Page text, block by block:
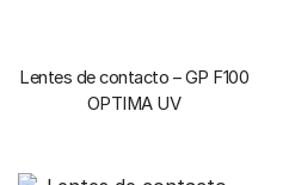
Lentes de contacto – GP F100
OPTIMA UV